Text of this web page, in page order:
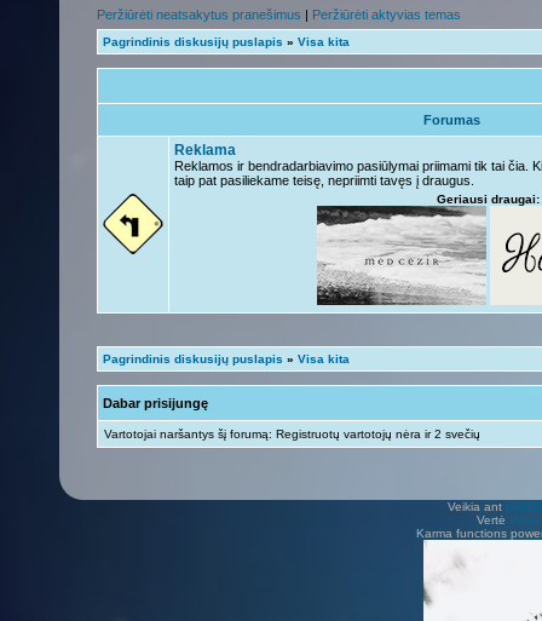
Peržiūrėti neatsakytus pranešimus | Peržiūrėti aktyvias temas
Pagrindinis diskusijų puslapis » Visa kita
Forumas
Reklama
Reklamos ir bendradarbiavimo pasiūlymai priimami tik tai čia.
taip pat pasiliekame teisę, nepriimti tavęs į draugus.
Geriausi draugai:
Pagrindinis diskusijų puslapis » Visa kita
Dabar prisijungę
Vartotojai naršantys šį forumą: Registruotų vartotojų nėra ir 2 svečių
Veikia ant
Vertė Vilius
Karma functions